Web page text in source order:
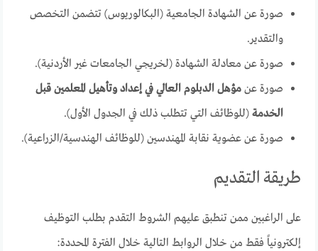
صورة عن الشهادة الجامعية (البكالوريوس) تتضمن التخصص
والتقدير.
صورة عن معادلة الشهادة (لخريجي الجامعات غير الأردنية).
صورة عنمؤهل الدبلوم العالي في إعداد وتأهيل المعلمين قبل
الخدمة (للوظائف التي تتطلب ذلك في الجدول الأول).
صورة عن عضوية نقابة المهندسين (للوظائف الهندسية/الزراعية).
طريقة التقديم
على الراغبين ممن تنطبق عليهم الشروط التقدم بطلب التوظيف
إلكترونياً فقط من خلال الروابط التالية خلال الفترة المحددة: